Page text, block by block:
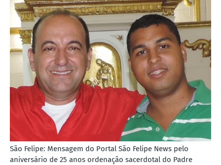
São Felipe: Mensagem do Portal São Felipe News pelo
aniversário de 25 anos ordenação sacerdotal do Padre